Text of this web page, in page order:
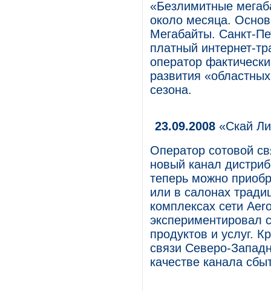
«Безлимитные
около месяца.
Мегабайты. Санкт-
платный интернет-
оператор
развития
сезона.
23.09.2008 «Скай
Оператор сотовой
новый канал
теперь можно
или в салонах
комплексах сети
экспериментировал
продуктов и услуг.
связи Северо-
качестве канала